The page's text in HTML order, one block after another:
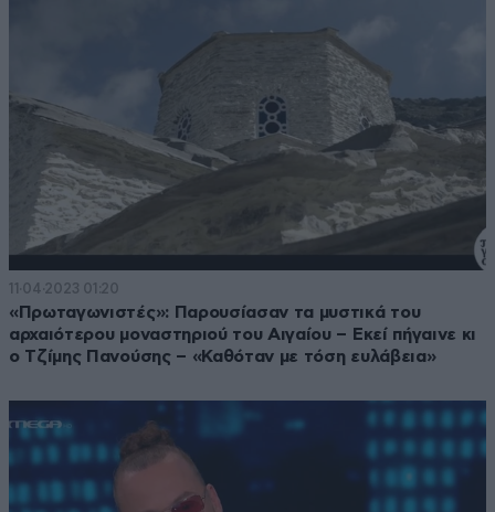
11·04·2023 01:20
«Πρωταγωνιστές»: Παρουσίασαν τα μυστικά του
αρχαιότερου μοναστηριού του Αιγαίου – Εκεί πήγαινε κι
ο Τζίμης Πανούσης – «Καθόταν με τόση ευλάβεια»